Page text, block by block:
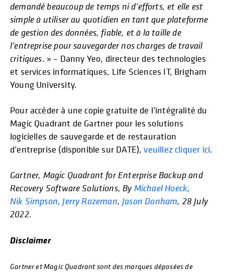
demandé beaucoup de temps ni d’efforts, et elle est
simple à utiliser au quotidien en tant que plateforme
de gestion des données, fiable, et à la taille de
l’entreprise pour sauvegarder nos charges de travail
critiques. » – Danny Yeo, directeur des technologies
et services informatiques, Life Sciences IT, Brigham
Young University.
Pour accéder à une copie gratuite de l’intégralité du
Magic Quadrant de Gartner pour les solutions
logicielles de sauvegarde et de restauration
d’entreprise (disponible sur DATE),veuillez cliquer ici.
Gartner, Magic Quadrant for Enterprise Backup and
Recovery Software Solutions, By Michael Hoeck,
Nik Simpson,Jerry Rozeman,Jason Donham, 28 July
2022.
Disclaimer
Gartner et Magic Quadrant sont des marques déposées de